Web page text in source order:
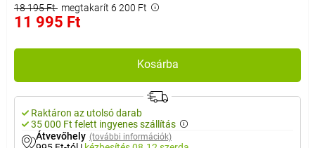
18 195 Ft megtakarít 6 200 Ft
11 995 Ft
Kosárba
Raktáron az utolsó darab
35 000 Ft felett ingyenes szállítás
Átvevőhely (további információk)